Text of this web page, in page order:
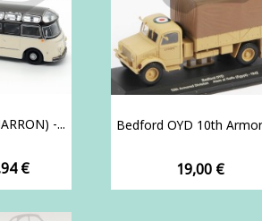
-...
€
Bedford OYD 10th
Prix
19,00 €